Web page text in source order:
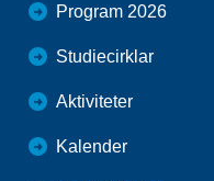
Program 2026
Studiecirklar
Aktiviteter
Kalender